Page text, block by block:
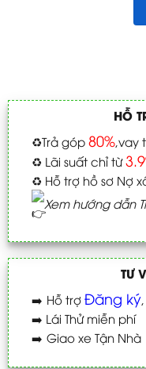
HỖ
♻️Trả góp 80%,vay
♻️ Lãi suất chỉ từ
♻️ Hỗ trợ hồ sơ Nợ
Xem hướng dẫn
TƯ
➡️ Hỗ trợ Đăng ký,
➡️ Lái Thử miễn phí
➡️ Giao xe Tận Nhà